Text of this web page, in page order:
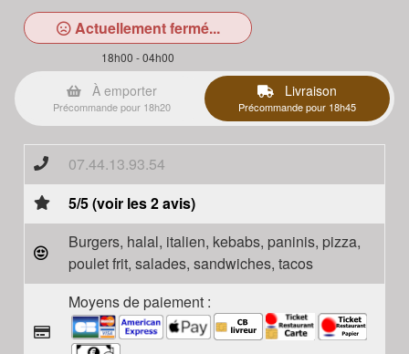
Actuellement fermé...
18h00 - 04h00
À emporter
Précommande pour 18h20
Livraison
Précommande pour 18h45
07.44.13.93.54
5/5 (voir les 2 avis)
Burgers, halal, italien, kebabs, paninis, pizza,
poulet frit, salades, sandwiches, tacos
Moyens de paiement :